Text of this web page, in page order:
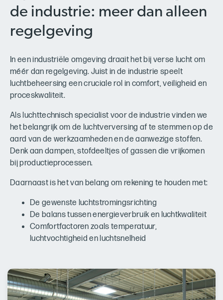
de industrie: meer dan alleen
regelgeving
In een industriële omgeving draait het bij verse lucht om
méér dan regelgeving. Juist in de industrie speelt
luchtbeheersing een cruciale rol in comfort, veiligheid en
proceskwaliteit.
Als luchttechnisch specialist voor de industrie vinden we
het belangrijk om de luchtverversing af te stemmen op de
aard van de werkzaamheden en de aanwezige stoffen.
Denk aan dampen, stofdeeltjes of gassen die vrijkomen
bij productieprocessen.
Daarnaast is het van belang om rekening te houden met:
De gewenste luchtstromingsrichting
De balans tussen energieverbruik en luchtkwaliteit
Comfortfactoren zoals temperatuur,
luchtvochtigheid en luchtsnelheid